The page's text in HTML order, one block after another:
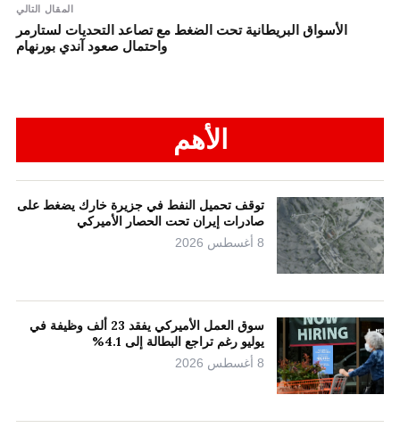
المقال التالي
الأسواق البريطانية تحت الضغط مع تصاعد التحديات لستارمر
واحتمال صعود آندي بورنهام
الأهم
توقف تحميل النفط في جزيرة خارك يضغط على
صادرات إيران تحت الحصار الأميركي
8 أغسطس 2026
سوق العمل الأميركي يفقد 23 ألف وظيفة في
يوليو رغم تراجع البطالة إلى 4.1%
8 أغسطس 2026